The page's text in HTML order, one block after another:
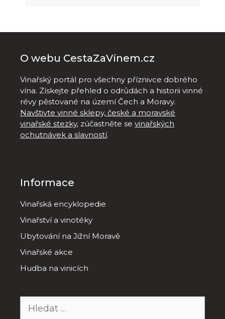
O webu CestaZaVínem.cz
Vinařský portál pro všechny příznivce dobrého
vína. Získejte přehled o odrůdách a historii vinné
révy pěstované na území Čech a Moravy.
Navštivte vinné sklepy, české a moravské
vinařské stezky, zúčastněte se vinařských
ochutnávek a slavností.
Informace
Vinařská encyklopedie
Vinařství a vinotéky
Ubytování na Jižní Moravě
Vinařské akce
Hudba na vinicích